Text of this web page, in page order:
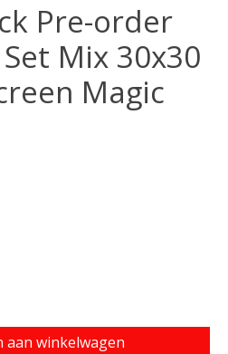
Pre-order
Mix 30x30
Magic
is
aan winkelwagen